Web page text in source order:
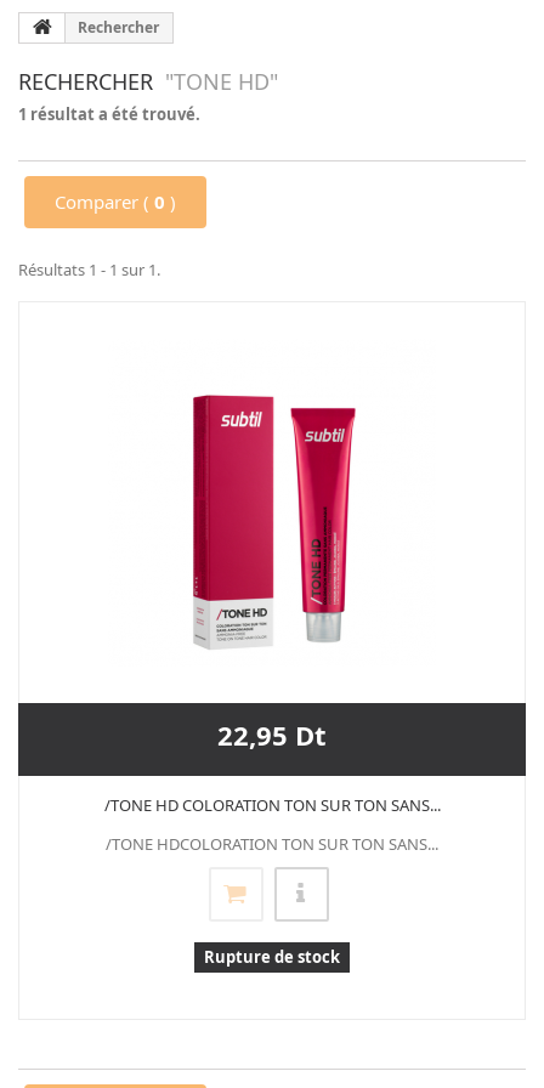
Rechercher
RECHERCHER "TONE HD"
1 résultat a été trouvé.
Comparer ( 0 )
Résultats 1 - 1 sur 1.
22,95 Dt
/TONE HD COLORATION TON SUR TON SANS...
/TONE HDCOLORATION TON SUR TON SANS...
Rupture de stock